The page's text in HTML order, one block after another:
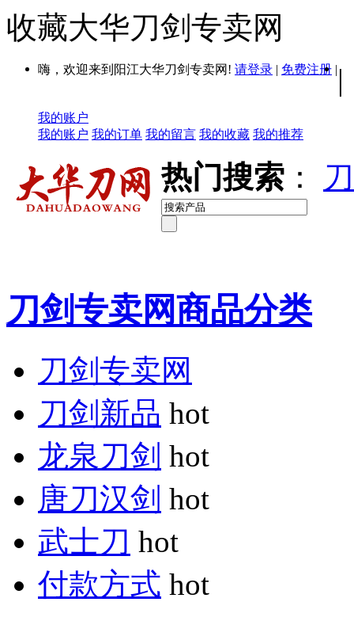
收藏大华刀剑专卖网
嗨，欢迎来到阳江大华刀剑专卖网! 请登录 | 免费注册 | |
我的账户
我的账户 我的订单 我的留言 我的收藏 我的推荐
热门搜索 ：
刀剑专卖网商品分类
刀剑专卖网
刀剑新品 hot
龙泉刀剑 hot
唐刀汉剑 hot
武士刀 hot
付款方式 hot